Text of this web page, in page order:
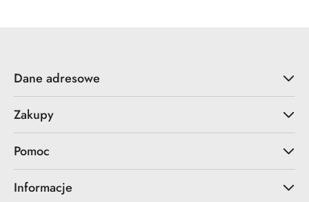
Dane adresowe
Zakupy
Pomoc
Informacje